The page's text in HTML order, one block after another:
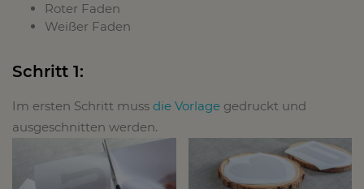
Roter Faden
Weißer Faden
Schritt 1:
Im ersten Schritt muss die Vorlage gedruckt und
ausgeschnitten werden.